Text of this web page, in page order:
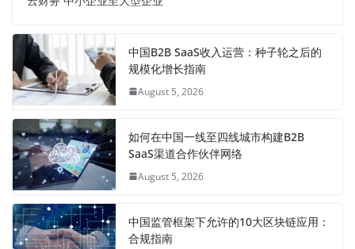
中国B2B SaaS收入运营：种子轮之后的
规模化增长指南
August 5, 2026
如何在中国一线至四线城市构建B2B
SaaS渠道合作伙伴网络
August 5, 2026
中国监管框架下允许的10大区块链应用：
合规指南